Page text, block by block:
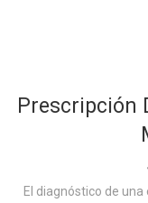
Prescripción
El diagnóstico de